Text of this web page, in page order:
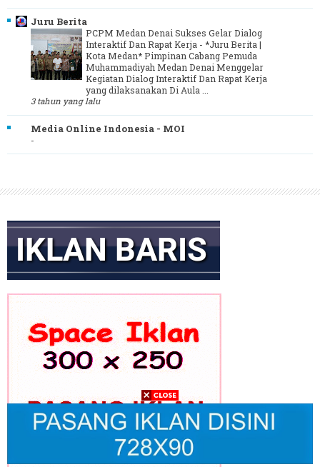
Juru Berita
PCPM Medan Denai Sukses Gelar Dialog
Interaktif Dan Rapat Kerja - *Juru Berita |
Kota Medan* Pimpinan Cabang Pemuda
Muhammadiyah Medan Denai Menggelar
Kegiatan Dialog Interaktif Dan Rapat Kerja
yang dilaksanakan Di Aula ...
3 tahun yang lalu
Media Online Indonesia - MOI
-